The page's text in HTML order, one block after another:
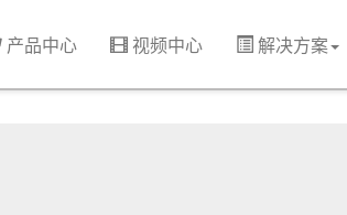
产品中心 视频中心 解决方案